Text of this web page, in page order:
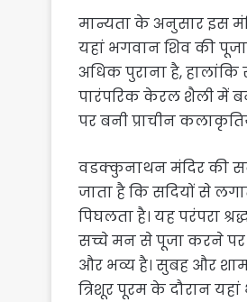
मान्यता के अनुसार इस
यहां भगवान शिव की
अधिक पुराना है,
पारंपरिक केरल शैली में
पर बनी प्राचीन
वडक्कुनाथन मंदिर की
जाता है कि सदियों से
पिघलता है। यह परंपरा
सच्चे मन से पूजा करने पर
और भव्य है। सुबह और शाम
त्रिशूर पूरम के दौरान